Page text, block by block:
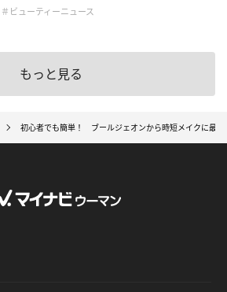
＃ビューティーニュース
もっと見る
初心者でも簡単！ ブールジェオンから時短メイクに最適